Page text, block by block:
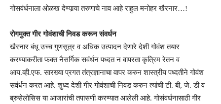
गोसवंर्धनाला ओळख देण्यार्‍या तरुणाचे नाव आहे राहुल मनोहर खैरनार…!
रोगमुक्त गीर गोवंशाची निवड करून संवर्धन
खैरनार बंधू उच्च गुणसूत्र व अधिक उत्पादन देणारे देशी गोवंश तयार
करण्याकरीता फक्त नैसर्गिक सवंर्धन पध्दत न वापरता कृत्रिम रेतन व
आय.व्ही.एफ. सारख्या प्रगत तंत्रज्ञानाचा वापर करुन शास्त्रीय पध्दतीने गोवंश
सवंर्धन करत आहे. शुध्द देशी गीर गोवंशाची निवड करुन त्यांची टी. बी, जे. डी व
ब्रुसेलोसिस या आजारांची तपासणी करण्यात आलेली आहे. गोसंवर्धनासाठी गीर